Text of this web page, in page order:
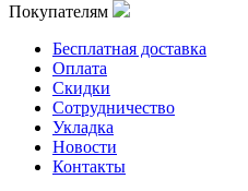
Покупателям
Бесплатная доставка
Оплата
Скидки
Сотрудничество
Укладка
Новости
Контакты